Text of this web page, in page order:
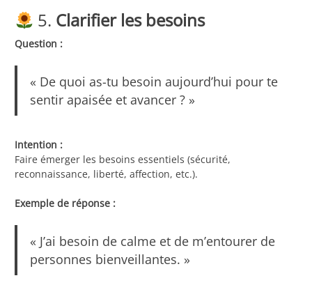
5. Clarifier les besoins
Question :
« De quoi as-tu besoin aujourd’hui pour te
sentir apaisée et avancer ? »
Intention :
Faire émerger les besoins essentiels (sécurité,
reconnaissance, liberté, affection, etc.).
Exemple de réponse :
« J’ai besoin de calme et de m’entourer de
personnes bienveillantes. »